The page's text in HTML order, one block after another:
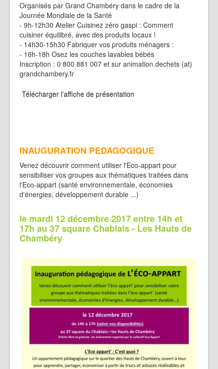
Organisés par Grand Chambéry dans le cadre de la
Journée Mondiale de la Santé
- 9h-12h30 Atelier Cuisinez zéro gaspi : Comment
cuisiner équilibré, avec des produits locaux !
- 14h30-15h30 Fabriquer vos produits ménagers :
- 16h-18h Osez les couches lavables bébés
Inscription : 0 800 881 007 et sur animation.dechets (at)
grandchambery.fr
Télécharger l'affiche de présentation
INAUGURATION PEDAGOGIQUE
Venez découvrir comment utiliser l'Eco-appart pour
sensibiliser vos groupes aux thématiques traitées dans
l'Eco-appart (santé environnementale, économies
d'énergies, développement durable ...)
le mardi 12 décembre 2017 entre 14h et
17h au 37 square Chablais - Les Hauts de
Chambéry